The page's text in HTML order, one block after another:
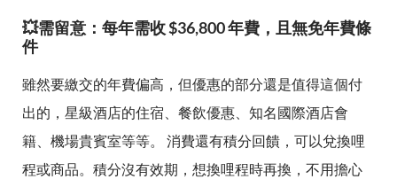
💥需留意：每年需收 $36,800 年費，且無免年費條
件
雖然要繳交的年費偏高，但優惠的部分還是值得這個付
出的，星級酒店的住宿、餐飲優惠、知名國際酒店會
籍、機場貴賓室等等。 消費還有積分回饋，可以兌換哩
程或商品。積分沒有效期，想換哩程時再換，不用擔心